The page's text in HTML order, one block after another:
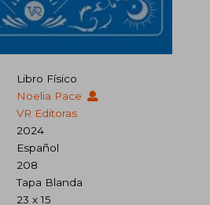
Libro Físico
Noelia Pace
VR Editoras
2024
Español
208
Tapa Blanda
23 x 15